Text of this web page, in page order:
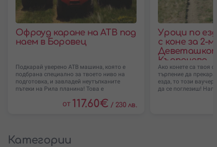
Офроуд каране на АТВ под
наем в Боровец
Подкарай уверено АТВ машина, която е
подбрана специално за твоето ниво на
подготовка, и завладей неутъпканите
пътеки на Рила планина! Това е
от 117.60€ / 230 лв.
Уроци по
с коне за 2-
Кърпачево
Ако конете са твоя
търпение да
езда, то този
да се поглезиш!
Категории